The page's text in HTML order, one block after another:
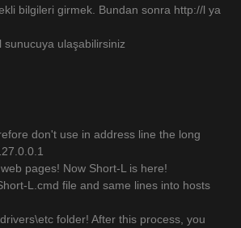
bilgileri girmek. Bundan sonra http://l ya
ulaşabilirsiniz
don't use in address line the long
pages! Now Short-L is here!
L.cmd file and same lines into hosts
folder! After this process, you